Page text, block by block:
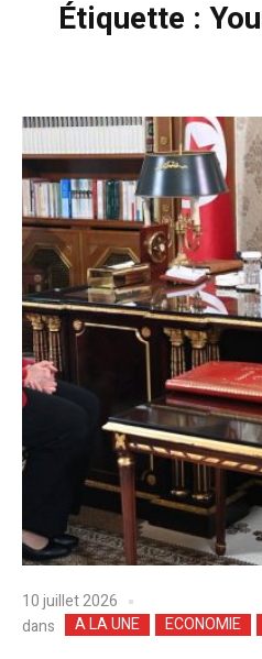
Étiquette :
10 juillet 2026
dans
A LA UNE ECONOMIE